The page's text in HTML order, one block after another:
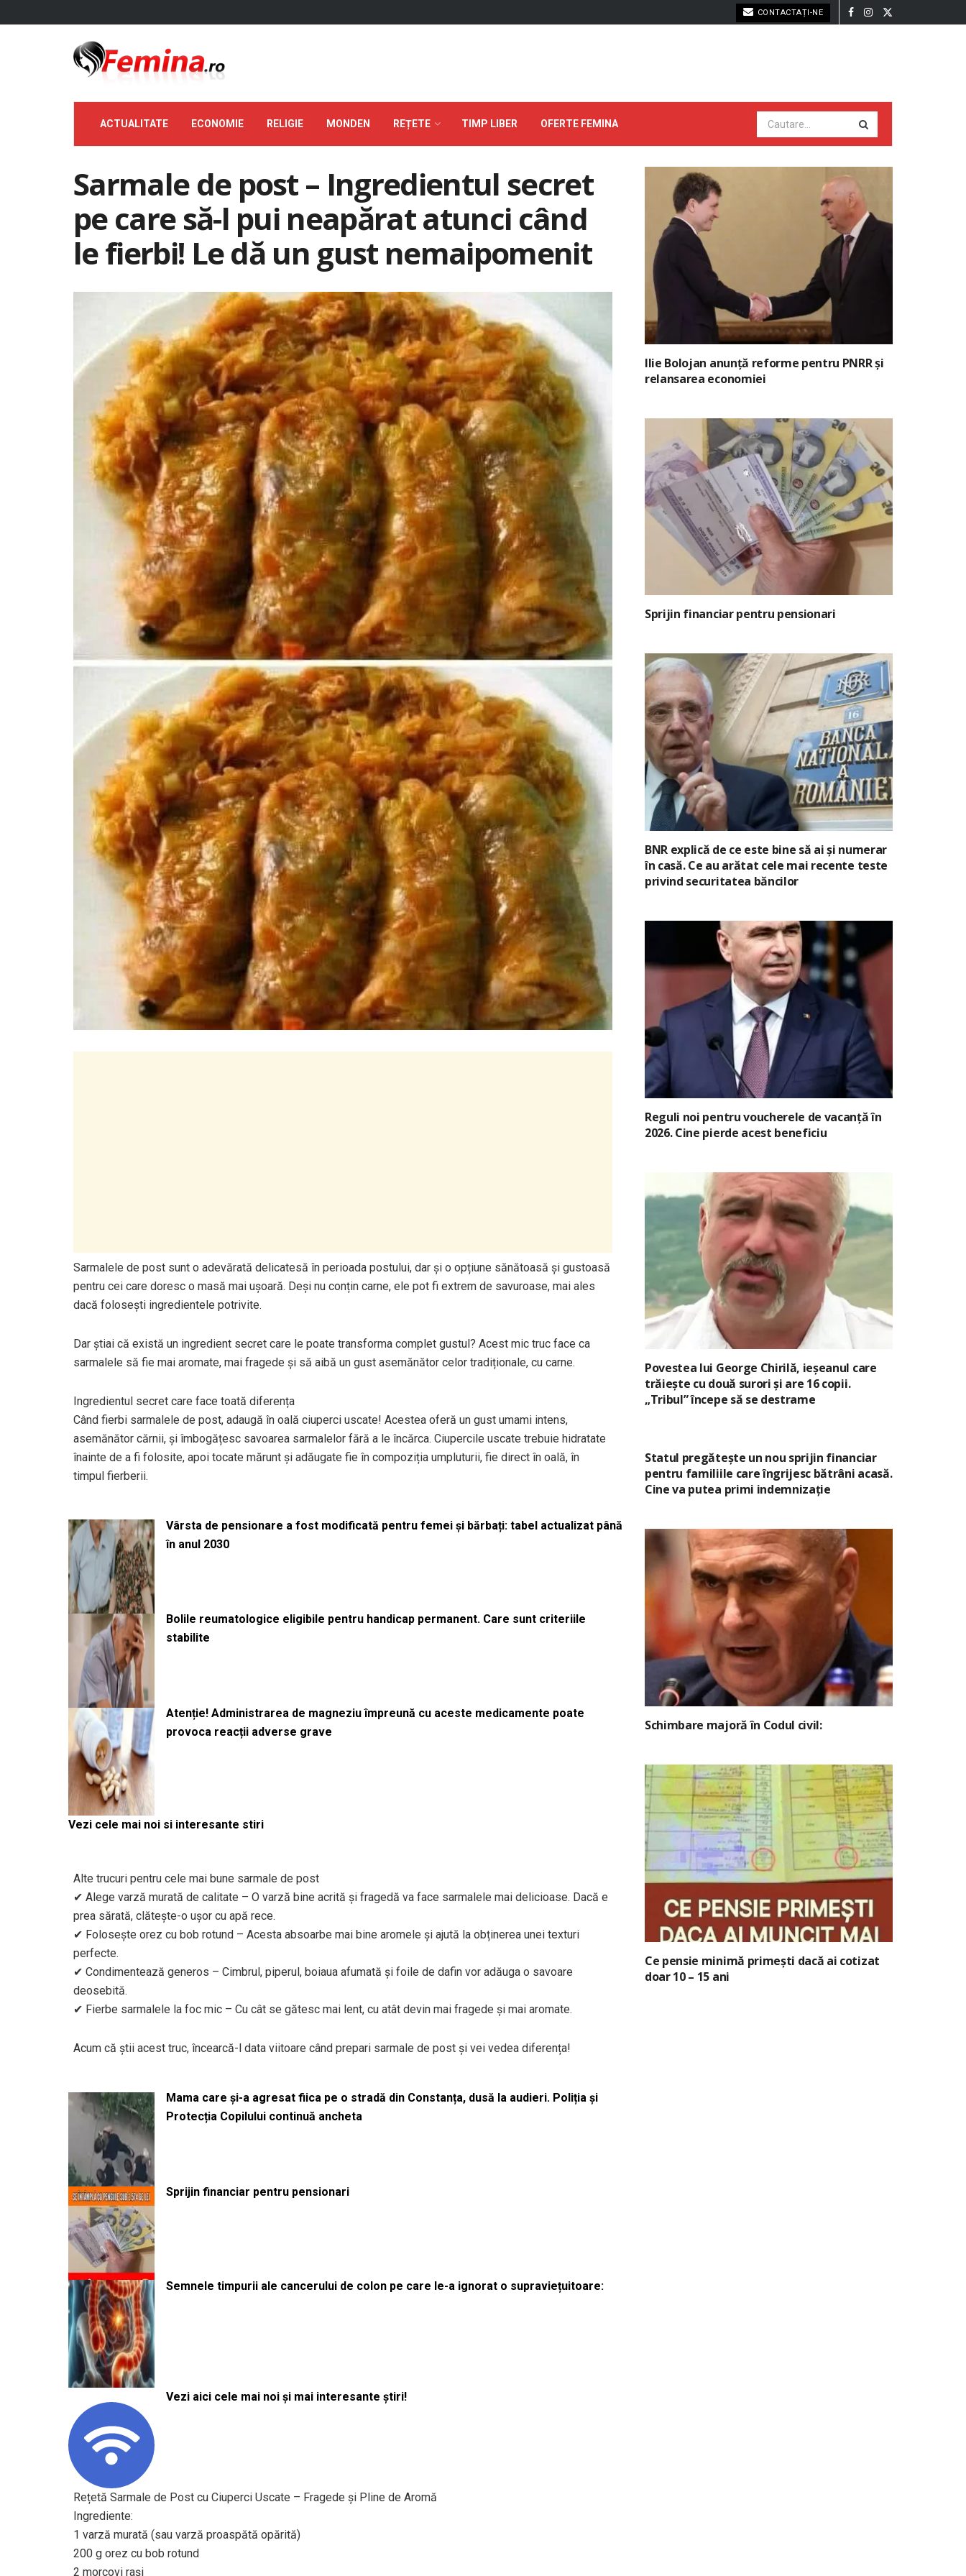
CONTACTAȚI-NE
ACTUALITATE ECONOMIE RELIGIE MONDEN REȚETE TIMP LIBER OFERTE FEMINA
Sarmale de post – Ingredientul secret
pe care să-l pui neapărat atunci când
le fierbi! Le dă un gust nemaipomenit
Sarmalele de post sunt o adevărată delicatesă în perioada postului, dar și o opțiune sănătoasă și gustoasă
pentru cei care doresc o masă mai ușoară. Deși nu conțin carne, ele pot fi extrem de savuroase, mai ales
dacă folosești ingredientele potrivite.
Dar știai că există un ingredient secret care le poate transforma complet gustul? Acest mic truc face ca
sarmalele să fie mai aromate, mai fragede și să aibă un gust asemănător celor tradiționale, cu carne.
Ingredientul secret care face toată diferența
Când fierbi sarmalele de post, adaugă în oală ciuperci uscate! Acestea oferă un gust umami intens,
asemănător cărnii, și îmbogățesc savoarea sarmalelor fără a le încărca. Ciupercile uscate trebuie hidratate
înainte de a fi folosite, apoi tocate mărunt și adăugate fie în compoziția umpluturii, fie direct în oală, în
timpul fierberii.
Vârsta de pensionare a fost modificată pentru femei și bărbați: tabel actualizat până
în anul 2030
Bolile reumatologice eligibile pentru handicap permanent. Care sunt criteriile
stabilite
Atenție! Administrarea de magneziu împreună cu aceste medicamente poate
provoca reacții adverse grave
Vezi cele mai noi si interesante stiri
Alte trucuri pentru cele mai bune sarmale de post
✔ Alege varză murată de calitate – O varză bine acrită și fragedă va face sarmalele mai delicioase. Dacă e
prea sărată, clătește-o ușor cu apă rece.
✔ Folosește orez cu bob rotund – Acesta absoarbe mai bine aromele și ajută la obținerea unei texturi
perfecte.
✔ Condimentează generos – Cimbrul, piperul, boiaua afumată și foile de dafin vor adăuga o savoare
deosebită.
✔ Fierbe sarmalele la foc mic – Cu cât se gătesc mai lent, cu atât devin mai fragede și mai aromate.
Acum că știi acest truc, încearcă-l data viitoare când prepari sarmale de post și vei vedea diferența!
Mama care și-a agresat fiica pe o stradă din Constanța, dusă la audieri. Poliția și
Protecția Copilului continuă ancheta
Sprijin financiar pentru pensionari
Semnele timpurii ale cancerului de colon pe care le-a ignorat o supraviețuitoare:
Vezi aici cele mai noi și mai interesante știri!
Rețetă Sarmale de Post cu Ciuperci Uscate – Fragede și Pline de Aromă
Ingrediente:
1 varză murată (sau varză proaspătă opărită)
200 g orez cu bob rotund
2 morcovi rași
Ilie Bolojan anunță reforme pentru PNRR și
relansarea economiei
Sprijin financiar pentru pensionari
BNR explică de ce este bine să ai și numerar
în casă. Ce au arătat cele mai recente teste
privind securitatea băncilor
Reguli noi pentru voucherele de vacanță în
2026. Cine pierde acest beneficiu
Povestea lui George Chirilă, ieșeanul care
trăiește cu două surori și are 16 copii.
„Tribul” începe să se destrame
Statul pregătește un nou sprijin financiar
pentru familiile care îngrijesc bătrâni acasă.
Cine va putea primi indemnizație
Schimbare majoră în Codul civil:
Ce pensie minimă primești dacă ai cotizat
doar 10 – 15 ani